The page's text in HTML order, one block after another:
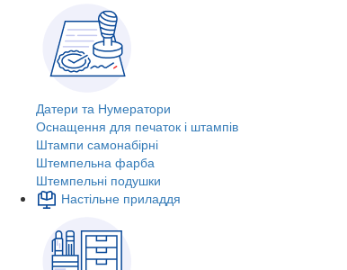
Датери та Нумератори
Оснащення для печаток і штампів
Штампи самонабірні
Штемпельна фарба
Штемпельні подушки
Настільне приладдя